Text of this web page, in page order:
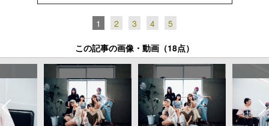
1 2 3 4 5
この記事の画像・動画（18点）